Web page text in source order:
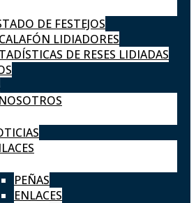
DE FESTEJOS
LIDIADORES
DE RESES LIDIADAS
PEÑAS
ENLACES